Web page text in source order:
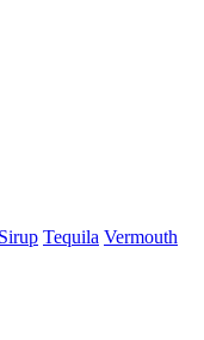
Sirup Tequila Vermouth